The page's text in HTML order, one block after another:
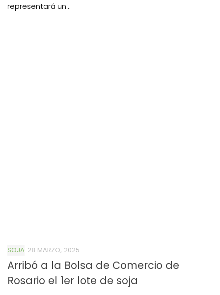
representará un...
SOJA 28 MARZO, 2025
Arribó a la Bolsa de Comercio de
Rosario el 1er lote de soja